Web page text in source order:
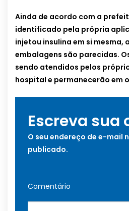
Ainda de acordo com a
identificado pela própria
injetou insulina em si mesma,
embalagens são parecidas.
sendo atendidos pelos
hospital e permanecerão em
Escreva sua
O seu endereço de e-mail
publicado.
Comentário